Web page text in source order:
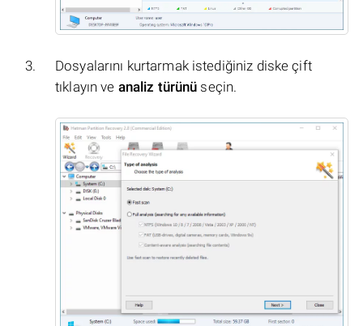
Dosyalarını kurtarmak istediğiniz diske çift
tıklayın ve analiz türünü seçin.